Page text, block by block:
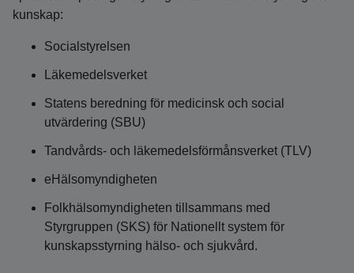
kunskap:
Socialstyrelsen
Läkemedelsverket
Statens beredning för medicinsk och social
utvärdering (SBU)
Tandvårds- och läkemedelsförmånsverket (TLV)
eHälsomyndigheten
Folkhälsomyndigheten tillsammans med
Styrgruppen (SKS) för Nationellt system för
kunskapsstyrning hälso- och sjukvård.